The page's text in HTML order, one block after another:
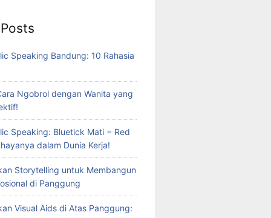
Speaking Bandung: 10 Rahasia
Ngobrol dengan Wanita yang
Speaking: Bluetick Mati = Red
dalam Dunia Kerja!
Storytelling untuk Membangun
di Panggung
Visual Aids di Atas Panggung: